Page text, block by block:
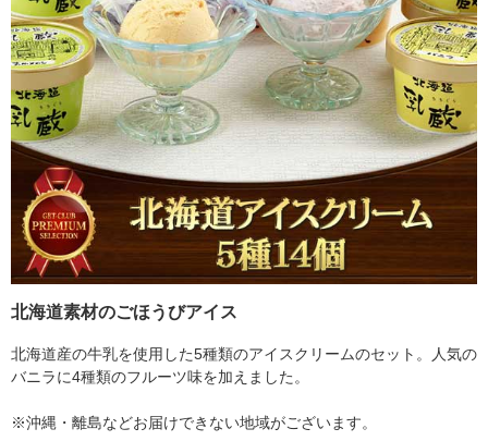
北海道素材のごほうびアイス
北海道産の牛乳を使用した5種類のアイスクリームのセット。人気の
バニラに4種類のフルーツ味を加えました。
※沖縄・離島などお届けできない地域がございます。